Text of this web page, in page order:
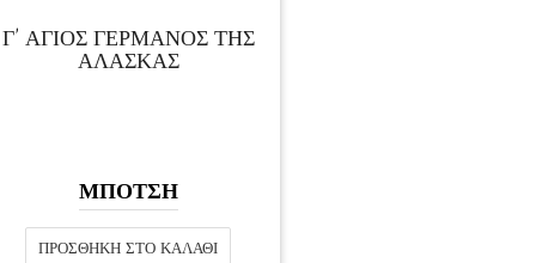
Γ’ ΑΓΙΟΣ ΓΕΡΜΑΝΟΣ ΤΗΣ
ΑΛΑΣΚΑΣ
ΜΠΟΤΣΗ
ΠΡΟΣΘΉΚΗ ΣΤΟ ΚΑΛΆΘΙ